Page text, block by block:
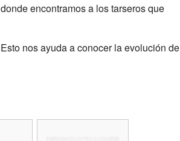
encontramos a los tarseros que
nos ayuda a conocer la evolución de